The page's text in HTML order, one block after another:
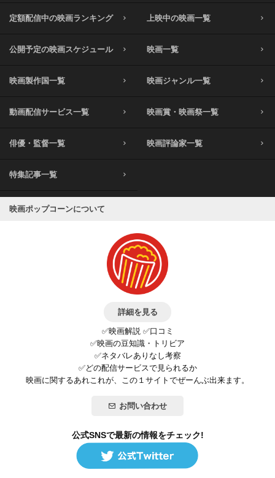
定額配信中の映画ランキング 上映中の映画一覧
公開予定の映画スケジュール 映画一覧
映画製作国一覧 映画ジャンル一覧
動画配信サービス一覧 映画賞・映画祭一覧
俳優・監督一覧 映画評論家一覧
特集記事一覧
映画ポップコーンについて
詳細を見る
✅映画解説 ✅口コミ
✅映画の豆知識・トリビア
✅ネタバレありなし考察
✅どの配信サービスで見られるか
映画に関するあれこれが、この１サイトでぜーんぶ出来ます。
お問い合わせ
公式SNSで最新の情報をチェック!